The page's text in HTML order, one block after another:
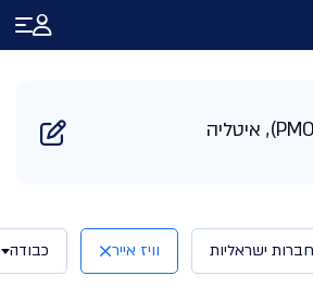
חברות ישראליות וויז אייר כבודה